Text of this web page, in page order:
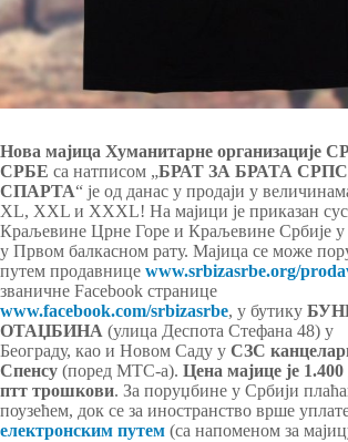
Новa мајицa Хуманитарне организације
СРБЕ са натписом „БРАТ ЗА БРАТА
СПАРТА“ је од данас у продаји у
XL, XXL и XXXL! На мајици је приказан
Краљевине Црне Горе и Краљевине Србије
у Првом балкасном рату. Мајица се може
путем продавнице www.srbizasrbe.org/
званичне Facebook странице
www.facebook.com/srbizasrbe, у бутику
ОТАЏБИНА (улица Деспота Стефана 48) у
Београду, као и Новом Саду у СЗС
Спенсу (поред МТС-а). Цена мајице је
птт трошкови. За поруџбине у Србији
поузећем, док се за иностранство врше
електронским путем (са напоменом за